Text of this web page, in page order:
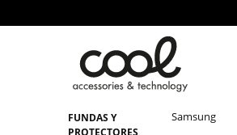
FUNDAS Y
PROTECTORES
Samsung